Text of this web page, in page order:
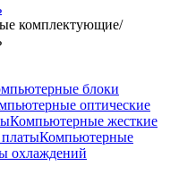
комплектующие/
блоки
оптические
Компьютерные жесткие
Компьютерные
охлаждений